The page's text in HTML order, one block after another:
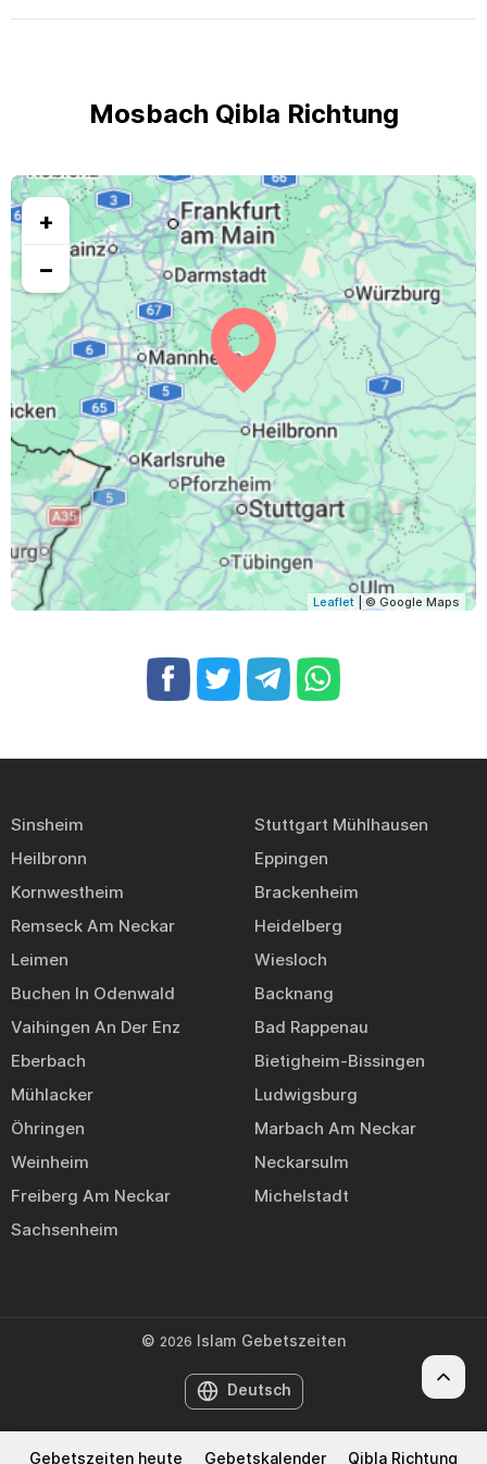
Gebetszeiten heute Gebetskalender Qibla Richtung
Mosbach Qibla Richtung
+
−
Leaflet| © Google Maps
Sinsheim
Stuttgart Mühlhausen
Heilbronn
Eppingen
Kornwestheim
Brackenheim
Remseck Am Neckar
Heidelberg
Leimen
Wiesloch
Buchen In Odenwald
Backnang
Vaihingen An Der Enz
Bad Rappenau
Eberbach
Bietigheim-Bissingen
Mühlacker
Ludwigsburg
Öhringen
Marbach Am Neckar
Weinheim
Neckarsulm
Freiberg Am Neckar
Michelstadt
Sachsenheim
© 2026 Islam Gebetszeiten
Deutsch